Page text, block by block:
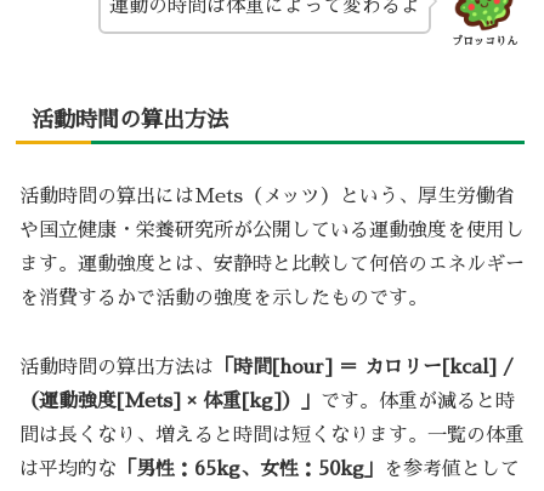
ブロッコりん
運動の時間は体重によって変わるよ
活動時間の算出方法
活動時間の算出にはMets（メッツ）という、厚生労働省
や国立健康・栄養研究所が公開している運動強度を使用し
ます。運動強度とは、安静時と比較して何倍のエネルギー
を消費するかで活動の強度を示したものです。
活動時間の算出方法は 「時間[hour] ＝ カロリー[kcal] /
（運動強度[Mets] × 体重[kg]）」 です。体重が減ると時
間は長くなり、増えると時間は短くなります。一覧の体重
は平均的な 「男性：65kg、女性：50kg」
を参考値として